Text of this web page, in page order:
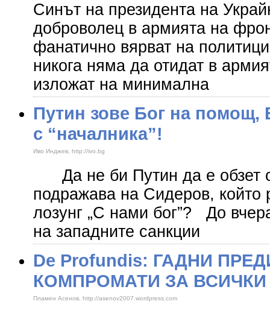
Синът на президента на
доброволец в армията на
фанатично вярват на
никога няма да отидат в
изложат на минимална
Путин зове Бог на помощ,
с “началника”!
Иво Инджев, http://ivo.bg
Да не би Путин да е обзет
подражава на Сидеров, който
лозунг „С нами бог”? До
на западните санкции
De Profundis: ГАДНИ
КОМПРОМАТИ ЗА
Пламен Асенов, http://asenov2007.wordpress.com